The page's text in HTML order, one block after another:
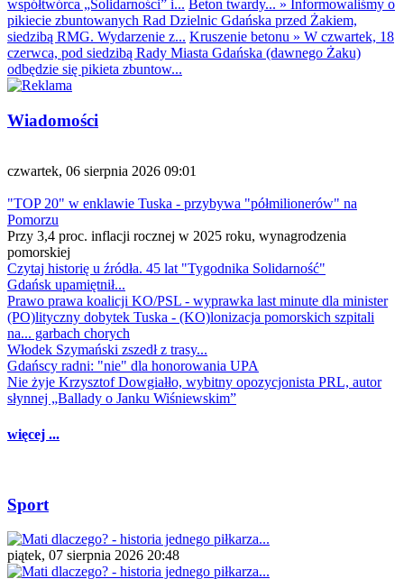
współtwórca „Solidarności” i... Beton twardy... » Informowaliśmy o
pikiecie zbuntowanych Rad Dzielnic Gdańska przed Żakiem,
siedzibą RMG. Wydarzenie z... Kruszenie betonu » W czwartek, 18
czerwca, pod siedzibą Rady Miasta Gdańska (dawnego Żaku)
odbędzie się pikieta zbuntow...
Wiadomości
czwartek, 06 sierpnia 2026 09:01
"TOP 20" w enklawie Tuska - przybywa "półmilionerów" na
Pomorzu
Przy 3,4 proc. inflacji rocznej w 2025 roku, wynagrodzenia
pomorskiej
Czytaj historię u źródła. 45 lat "Tygodnika Solidarność"
Gdańsk upamiętnił...
Prawo prawa koalicji KO/PSL - wyprawka last minute dla minister
(PO)lityczny dobytek Tuska - (KO)lonizacja pomorskich szpitali
na... garbach chorych
Włodek Szymański zszedł z trasy...
Gdańscy radni: "nie" dla honorowania UPA
Nie żyje Krzysztof Dowgiałło, wybitny opozycjonista PRL, autor
słynnej „Ballady o Janku Wiśniewskim”
więcej ...
Sport
piątek, 07 sierpnia 2026 20:48